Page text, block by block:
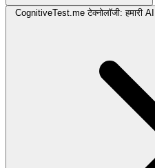
CognitiveTest.me टेक्नोलॉजी: हमारी AI